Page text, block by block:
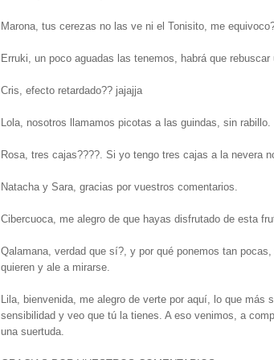
Marona, tus cerezas no las ve ni el Tonisito, me
Erruki, un poco aguadas las tenemos, habrá que rebuscar
Cris, efecto retardado?? jajajja
Lola, nosotros llamamos picotas a las guindas, sin rabillo.
Rosa, tres cajas????. Si yo tengo tres cajas a la nevera
Natacha y Sara, gracias por vuestros comentarios.
Cibercuoca, me alegro de que hayas disfrutado de esta
Qalamana, verdad que sí?, y por qué ponemos tan
quieren y ale a mirarse.
Lila, bienvenida, me alegro de verte por aquí, lo que
sensibilidad y veo que tú la tienes. A eso venimos, a
una suertuda.